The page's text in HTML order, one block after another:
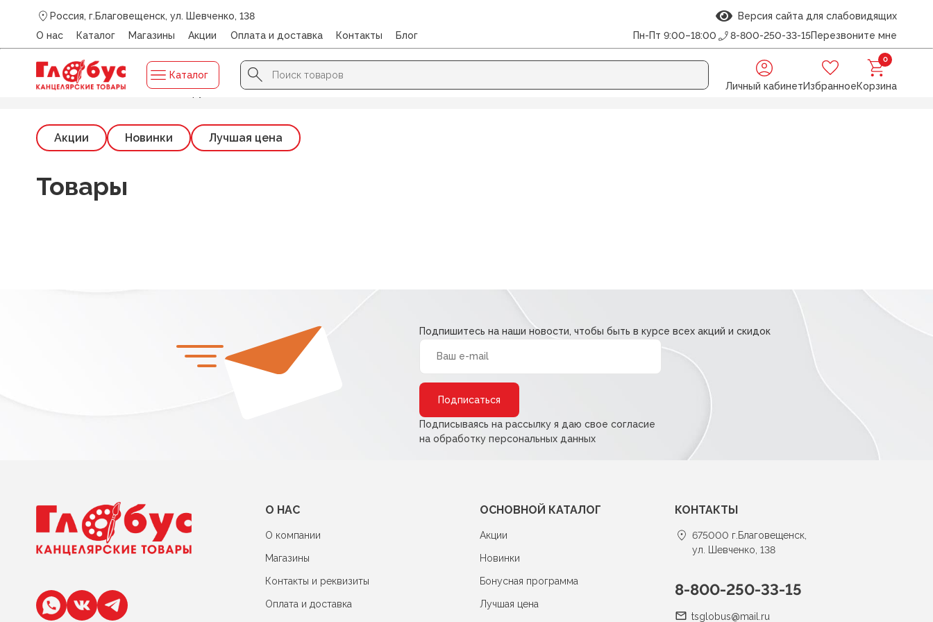
Россия, г.Благовещенск, ул. Шевченко, 138
Версия сайта для слабовидящих
О нас
Каталог Магазины Акции Оплата и доставка Контакты Блог Пн-Пт 9:00–18:00 8-800-250-33-15Перезвоните мне
Каталог
Search
for:
Search Button
Личный кабинетИзбранное
0
Корзина
Главная /Каталог/ Папки для труда
Акции Новинки Лучшая цена
Товары
Подпишитесь на наши новости, чтобы быть в курсе всех акций и скидок
Подписываясь на рассылку я даю свое согласие
на обработку персональных данных
О НАС
О компании
Магазины
Контакты и реквизиты
Оплата и доставка
ОСНОВНОЙ КАТАЛОГ
Акции
Новинки
Бонусная программа
Лучшая цена
КОНТАКТЫ
675000 г.Благовещенск,
ул. Шевченко, 138
8-800-250-33-15
tsglobus@mail.ru